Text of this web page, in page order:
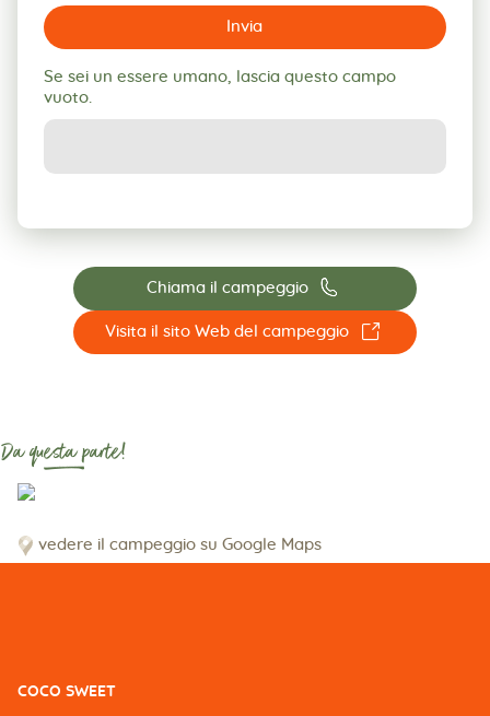
Invia
Se sei un essere umano, lascia questo campo
vuoto.
Chiama il campeggio 📞
Visita il sito Web del campeggio ☐
Da questa parte!
vedere il campeggio su Google Maps
COCO SWEET